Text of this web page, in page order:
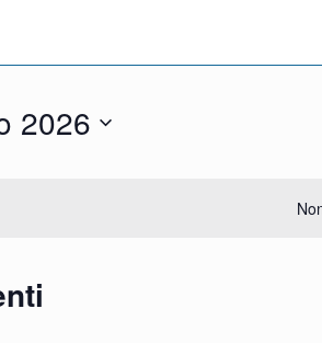
2026